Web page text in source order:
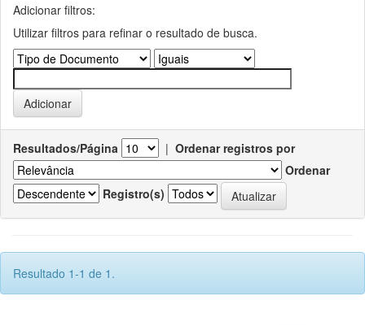
Adicionar filtros:
Utilizar filtros para refinar o resultado de busca.
Resultados/Página | Ordenar registros por
Ordenar
Registro(s)
Resultado 1-1 de 1.